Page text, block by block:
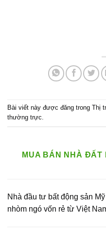
Bài viết này được đăng trong Thị
thường trực.
MUA BÁN NHÀ ĐẤT
Nhà đầu tư bất động sản Mỹ
nhòm ngó vốn rẻ từ Việt